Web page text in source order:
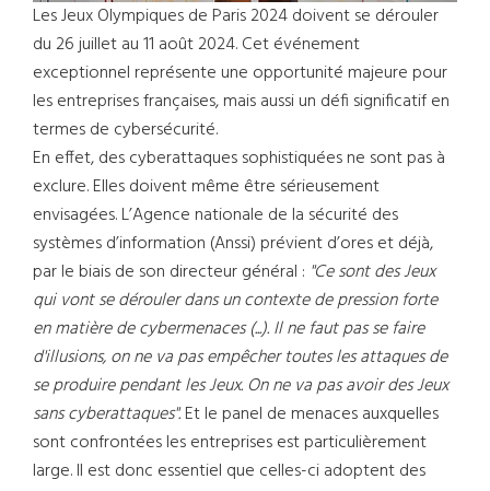
Les Jeux Olympiques de Paris 2024 doivent se dérouler
du 26 juillet au 11 août 2024. Cet événement
exceptionnel représente une opportunité majeure pour
les entreprises françaises, mais aussi un défi significatif en
termes de cybersécurité.
En effet, des cyberattaques sophistiquées ne sont pas à
exclure. Elles doivent même être sérieusement
envisagées. L’Agence nationale de la sécurité des
systèmes d’information (Anssi) prévient d’ores et déjà,
par le biais de son directeur général : "Ce sont des Jeux
qui vont se dérouler dans un contexte de pression forte
en matière de cybermenaces (...). Il ne faut pas se faire
d'illusions, on ne va pas empêcher toutes les attaques de
se produire pendant les Jeux. On ne va pas avoir des Jeux
sans cyberattaques".Et le panel de menaces auxquelles
sont confrontées les entreprises est particulièrement
large. Il est donc essentiel que celles-ci adoptent des